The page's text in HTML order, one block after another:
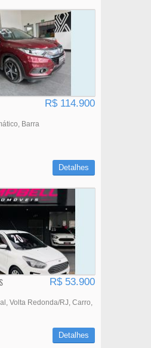
R$ 114.900
Barra
Detalhes
R$ 53.900
Volta Redonda/RJ Carro
Detalhes